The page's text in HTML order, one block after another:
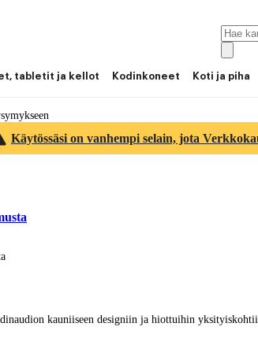
tabletit ja kellot Kodinkoneet Koti ja piha
Käytössäsi on vanhempi selain, jota
kauniiseen designiin ja hiottuihin